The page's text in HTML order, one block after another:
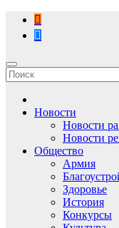
Перейти
содержимому
Новости
Новости
Новости
Общество
Армия
Здоровье
История
Конкурсы